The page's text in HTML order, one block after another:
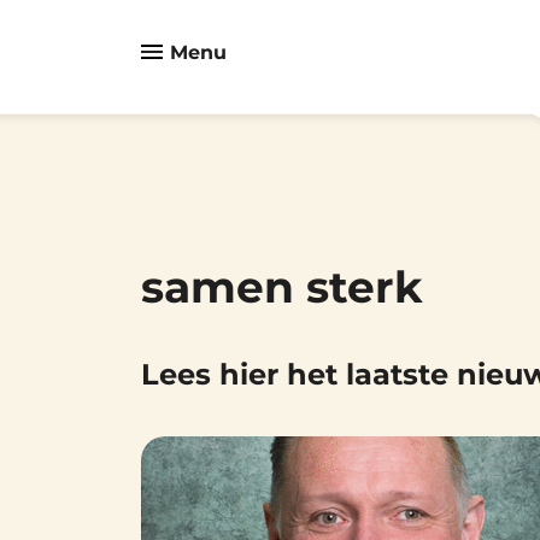
Menu
samen sterk
Lees hier het laatste